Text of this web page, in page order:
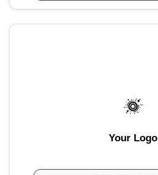
Your Logo